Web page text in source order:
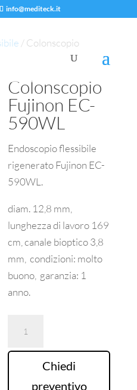
info@mediteck.it
/ Colonscopio
Colonscopio
Fujinon EC-
590WL
Endoscopio flessibile
rigenerato Fujinon EC-
590WL.
diam. 12,8 mm,
lunghezza di lavoro 169
cm, canale bioptico 3,8
mm, condizioni: molto
buono, garanzia: 1
anno.
EC-
Chiedi
preventivo